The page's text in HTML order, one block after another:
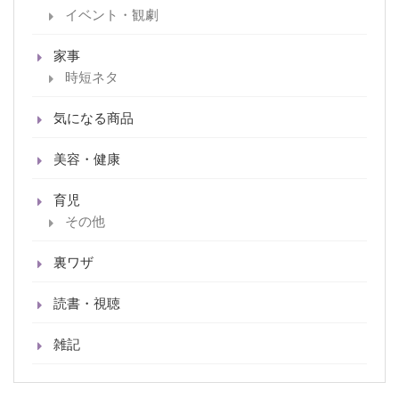
イベント・観劇
家事
時短ネタ
気になる商品
美容・健康
育児
その他
裏ワザ
読書・視聴
雑記